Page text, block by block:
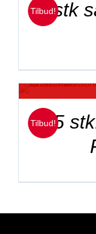
Tilbud!
8 stk
Tilbud!
15